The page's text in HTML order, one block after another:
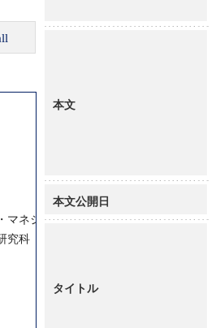
マネジメント研究科
究科
本文
本文公開日
タイトル